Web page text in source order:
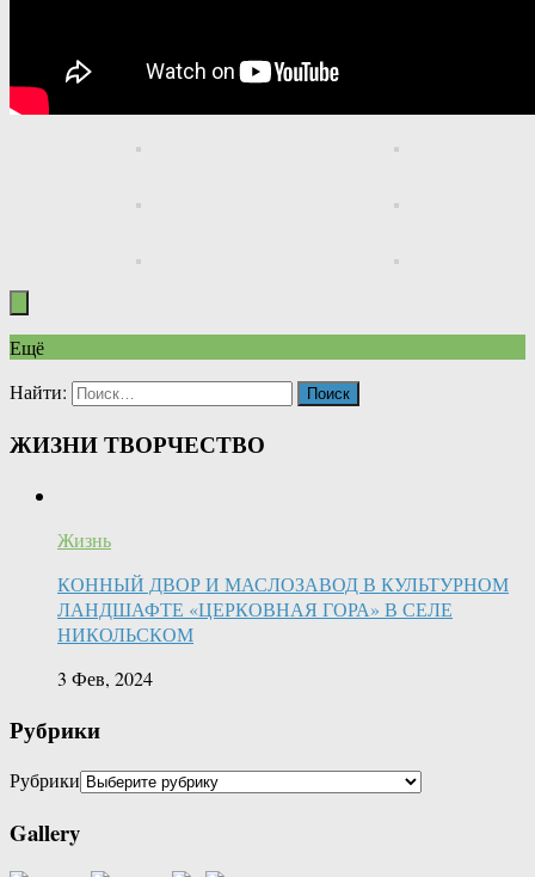
Ещё
Найти:
ЖИЗНИ ТВОРЧЕСТВО
Жизнь
КОННЫЙ ДВОР И МАСЛОЗАВОД В КУЛЬТУРНОМ
ЛАНДШАФТЕ «ЦЕРКОВНАЯ ГОРА» В СЕЛЕ
НИКОЛЬСКОМ
3 Фев, 2024
Рубрики
Рубрики
Gallery